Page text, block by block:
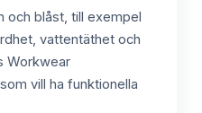
och blåst, till exempel
vattentäthet och
Workwear
vill ha funktionella